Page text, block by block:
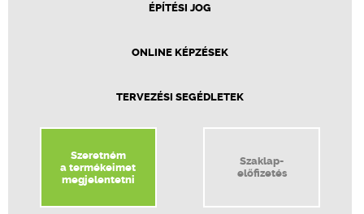
ÉPÍTÉSI JOG
ONLINE KÉPZÉSEK
TERVEZÉSI SEGÉDLETEK
Szeretném
a termékeimet
megjelentetni
Szaklap-
előfizetés